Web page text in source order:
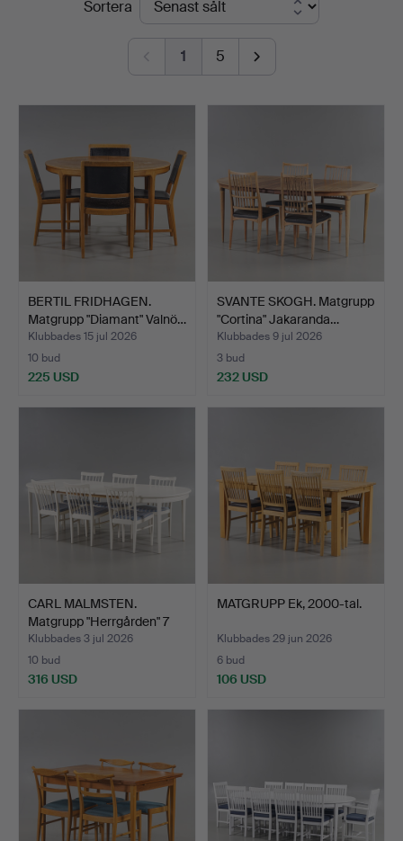
Sortera
1 5
BERTIL FRIDHAGEN.
Matgrupp "Diamant" Valnö…
Klubbades 15 jul 2026
10 bud
225 USD
SVANTE SKOGH. Matgrupp
"Cortina" Jakaranda…
Klubbades 9 jul 2026
3 bud
232 USD
CARL MALMSTEN.
Matgrupp "Herrgården" 7
del…
Klubbades 3 jul 2026
10 bud
316 USD
MATGRUPP Ek, 2000-tal.
Klubbades 29 jun 2026
6 bud
106 USD